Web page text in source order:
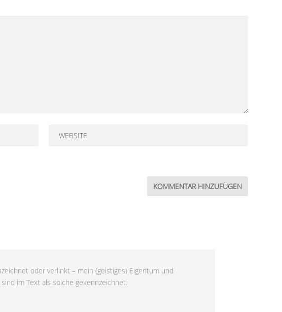
oder verlinkt – mein (geistiges) Eigentum und
im Text als solche gekennzeichnet.